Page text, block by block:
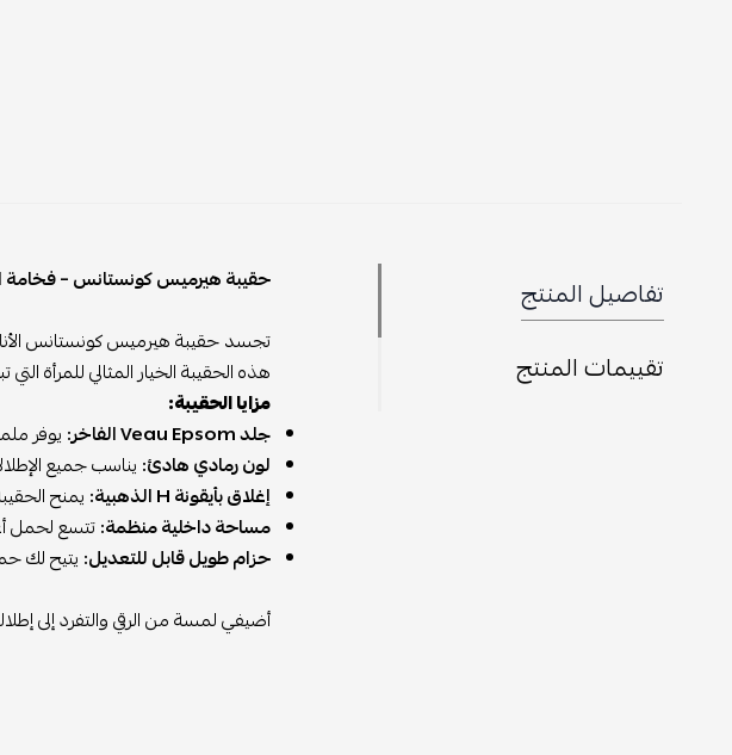
تفاصيل المنتج
تقييمات المنتج
حقيبة هيرميس كونستانس – فخامة
هذه الحقيبة الخيار المثالي للمرأة
مزايا الحقيبة:
جلد Veau Epsom الفاخر:
يوفر
لون رمادي هادئ: يناسب جميع
إغلاق بأيقونة H الذهبية:
يمنح
مساحة داخلية منظمة:تتسع لحمل
حزام طويل قابل للتعديل: يتيح لك
أضيفي لمسة من الرقي والتفرد إلى